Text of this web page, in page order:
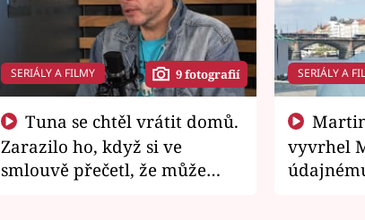
SERIÁLY A FILMY 9 fotografií
Zarazilo ho, když si ve
smlouvě přečetl, že může
SERIÁLY A
vyvrhel